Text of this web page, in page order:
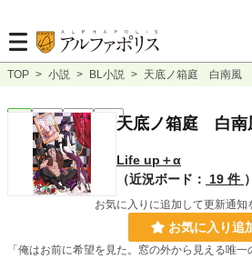
TOP > 小説 > BL小説 > 天底ノ箱庭 白南風
完結 長編 天底ノ箱庭 白南
Life up＋α
（近況ボード：
19 件 ）
お気に入りに追加して更新通知
お気に入り追
「俺はお前に希望を見た。窓の外から見える唯